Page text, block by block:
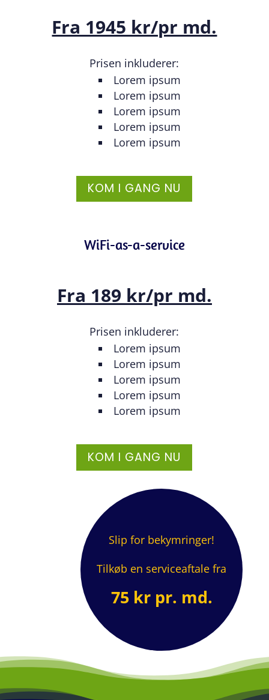
Fra 1945 kr/pr md.
Prisen inkluderer:
Lorem ipsum
Lorem ipsum
Lorem ipsum
Lorem ipsum
Lorem ipsum
KOM I GANG NU
WiFi-as-a-service
Fra 189 kr/pr md.
Prisen inkluderer:
Lorem ipsum
Lorem ipsum
Lorem ipsum
Lorem ipsum
Lorem ipsum
KOM I GANG NU
Slip for bekymringer!
Tilkøb en serviceaftale fra
75 kr pr. md.